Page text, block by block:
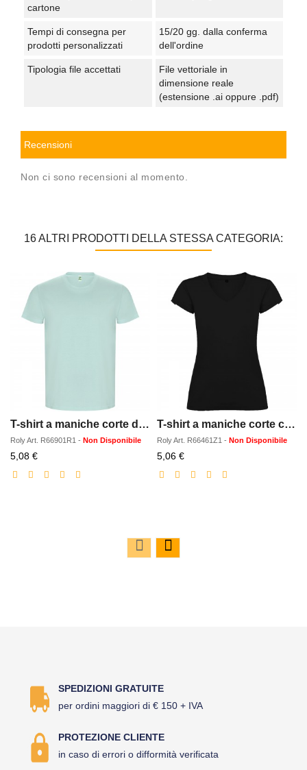
cartone
Tempi di consegna per
prodotti personalizzati
15/20 gg. dalla conferma
dell'ordine
Tipologia file accettati
File vettoriale in
dimensione reale
(estensione .ai oppure .pdf)
Recensioni
Non ci sono recensioni al momento.
16 ALTRI PRODOTTI DELLA STESSA CATEGORIA:
T-shirt a maniche corte da uomo Golden
RolyArt. R66901R1 - Non Disponibile
5,08 €Prezzo
scontato
T-shirt a maniche corte con scollo a V da donna Victoria
RolyArt. R66461Z1 - Non Disponibile
5,06 €Prezzo
scontato
SPEDIZIONI GRATUITE
per ordini maggiori di € 150 + IVA
PROTEZIONE CLIENTE
in caso di errori o difformità verificata